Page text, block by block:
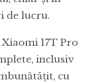
de lucru.
17T Pro
inclusiv
cu